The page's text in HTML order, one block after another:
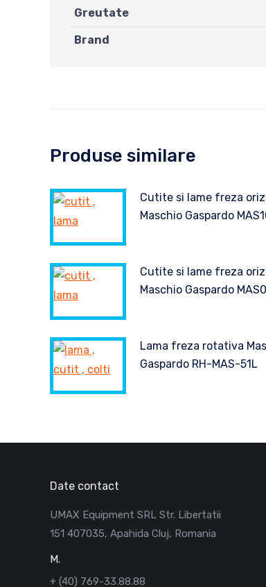
Greutate
Brand
Produse similare
Cutite si lame freza
Maschio Gaspardo
Cutite si lame freza
Maschio Gaspardo
Lama freza rotativa
Gaspardo RH-MAS-51L
Date contact
UMAX Equipment SRL Str. Libertatii
151 407035, Apahida Cluj, Romania
M.
+ (40) 769-33.88.88